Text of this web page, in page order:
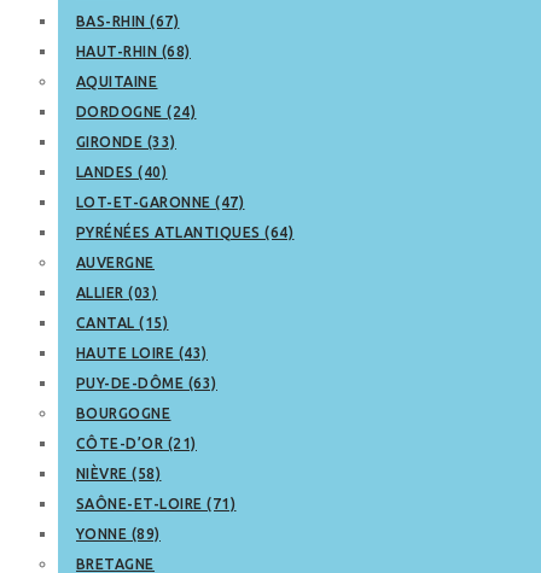
BAS-RHIN (67)
HAUT-RHIN (68)
AQUITAINE
DORDOGNE (24)
GIRONDE (33)
LANDES (40)
LOT-ET-GARONNE (47)
PYRÉNÉES ATLANTIQUES (64)
AUVERGNE
ALLIER (03)
CANTAL (15)
HAUTE LOIRE (43)
PUY-DE-DÔME (63)
BOURGOGNE
CÔTE-D’OR (21)
NIÈVRE (58)
SAÔNE-ET-LOIRE (71)
YONNE (89)
BRETAGNE